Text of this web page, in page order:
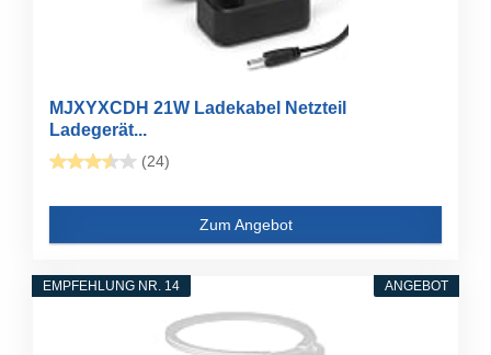
MJXYXCDH 21W Ladekabel Netzteil
Ladegerät...
(24)
Zum Angebot
ANGEBOT
EMPFEHLUNG NR. 14